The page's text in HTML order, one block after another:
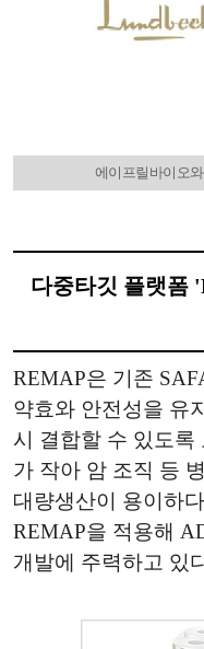
에이프릴바이오
다중타깃 플랫폼
REMAP은 기존
약효와 안전성을 유
시 결합할 수 있도록
가 작아 암 조직 등
대량생산이 용이하
REMAP을 적용해
개발에 주력하고 있